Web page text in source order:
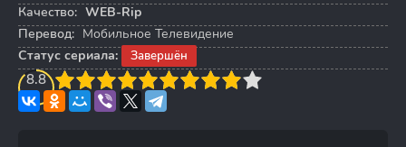
Качество: WEB-Rip
Перевод: Мобильное Телевидение
Статус сериала:
Завершён
8.8
4 5 6 7 8 9 10